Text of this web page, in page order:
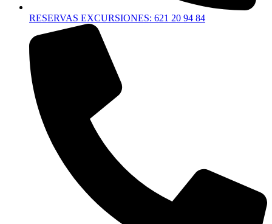
RESERVAS EXCURSIONES: 621 20 94 84